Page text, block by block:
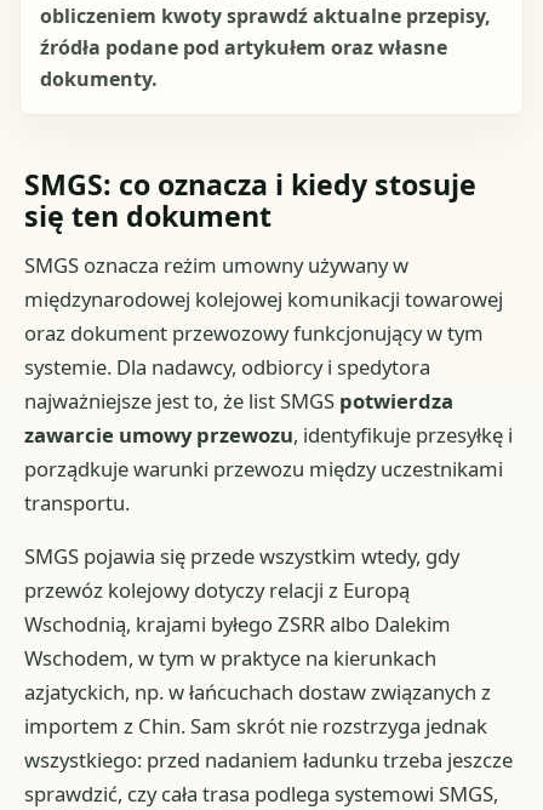
obliczeniem kwoty sprawdź aktualne przepisy,
źródła podane pod artykułem oraz własne
dokumenty.
SMGS: co oznacza i kiedy stosuje
się ten dokument
SMGS oznacza reżim umowny używany w
międzynarodowej kolejowej komunikacji towarowej
oraz dokument przewozowy funkcjonujący w tym
systemie. Dla nadawcy, odbiorcy i spedytora
najważniejsze jest to, że list SMGS potwierdza
zawarcie umowy przewozu, identyfikuje przesyłkę i
porządkuje warunki przewozu między uczestnikami
transportu.
SMGS pojawia się przede wszystkim wtedy, gdy
przewóz kolejowy dotyczy relacji z Europą
Wschodnią, krajami byłego ZSRR albo Dalekim
Wschodem, w tym w praktyce na kierunkach
azjatyckich, np. w łańcuchach dostaw związanych z
importem z Chin. Sam skrót nie rozstrzyga jednak
wszystkiego: przed nadaniem ładunku trzeba jeszcze
sprawdzić, czy cała trasa podlega systemowi SMGS,